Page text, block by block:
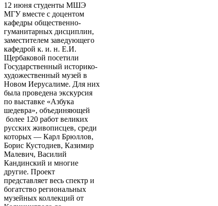
12 июня студенты МШЭ
МГУ вместе с доцентом
кафедры общественно-
гуманитарных дисциплин,
заместителем заведующего
кафедрой к. и. н. Е.И.
Щербаковой посетили
Государственный историко-
художественный музей в
Новом Иерусалиме. Для них
была проведена экскурсия
по выставке «Азбука
шедевра», объединяющей
более 120 работ великих
русских живописцев, среди
которых — Карл Брюллов,
Борис Кустодиев, Казимир
Малевич, Василий
Кандинский и многие
другие. Проект
представляет весь спектр и
богатство региональных
музейных коллекций от